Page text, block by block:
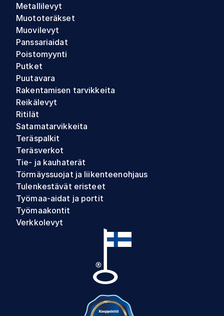
Metallilevyt
Muototeräkset
Muovilevyt
Panssariaidat
Poistomyynti
Putket
Puutavara
Rakentamisen tarvikkeita
Reikälevyt
Ritilät
Satamatarvikkeita
Teräspalkit
Teräsverkot
Tie- ja kauhaterät
Törmäyssuojat ja liikenteenohjaus
Tulenkestävät eristeet
Työmaa-aidat ja portit
Työmaakontit
Verkkolevyt